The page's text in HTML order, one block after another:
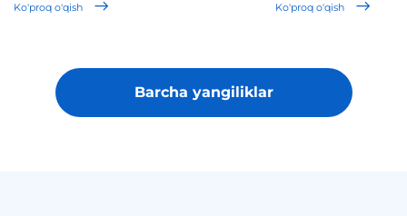
Ko'proq o'qish Ko'proq o'qish
Barcha yangiliklar